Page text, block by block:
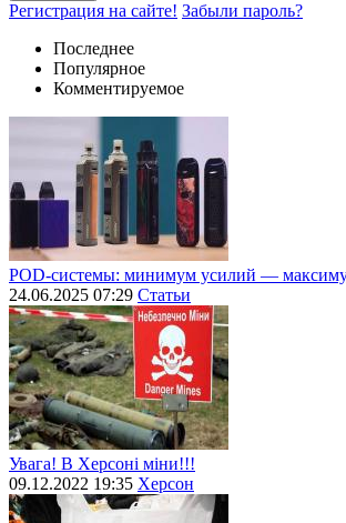
Регистрация на сайте! Забыли пароль?
Последнее
Популярное
Комментируемое
POD-системы: минимум усилий —
24.06.2025 07:29 Статьи
Увага! В Херсоні міни!!!
09.12.2022 19:35 Херсон